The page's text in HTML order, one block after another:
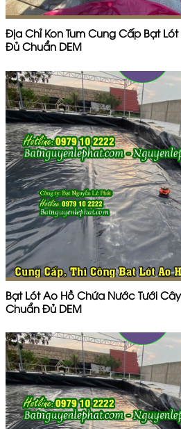
Địa Chỉ Kon Tum Cung Cấp Bạt
Đủ Chuẩn DEM
Bạt Lót Ao Hồ Chứa Nước Tưới
Chuẩn Đủ DEM